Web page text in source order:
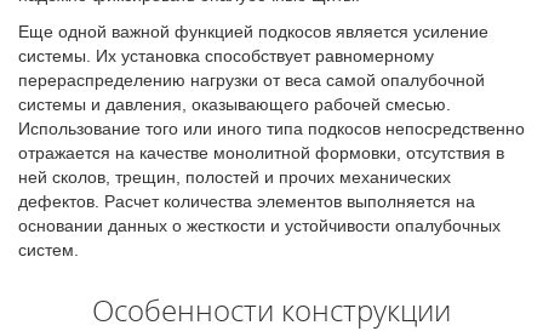
Еще одной важной функцией подкосов является усиление
системы. Их установка способствует равномерному
перераспределению нагрузки от веса самой опалубочной
системы и давления, оказывающего рабочей смесью.
Использование того или иного типа подкосов непосредственно
отражается на качестве монолитной формовки, отсутствия в
ней сколов, трещин, полостей и прочих механических
дефектов. Расчет количества элементов выполняется на
основании данных о жесткости и устойчивости опалубочных
систем.
Особенности конструкции